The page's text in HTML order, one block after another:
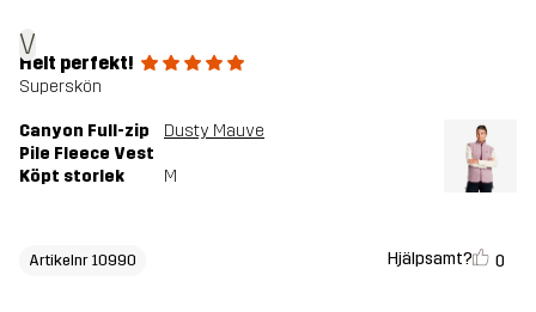
V
Helt perfekt!
Superskön
Canyon Full-zip
Pile Fleece Vest
Dusty Mauve
Köpt storlek M
Artikelnr 10990 Hjälpsamt? 0